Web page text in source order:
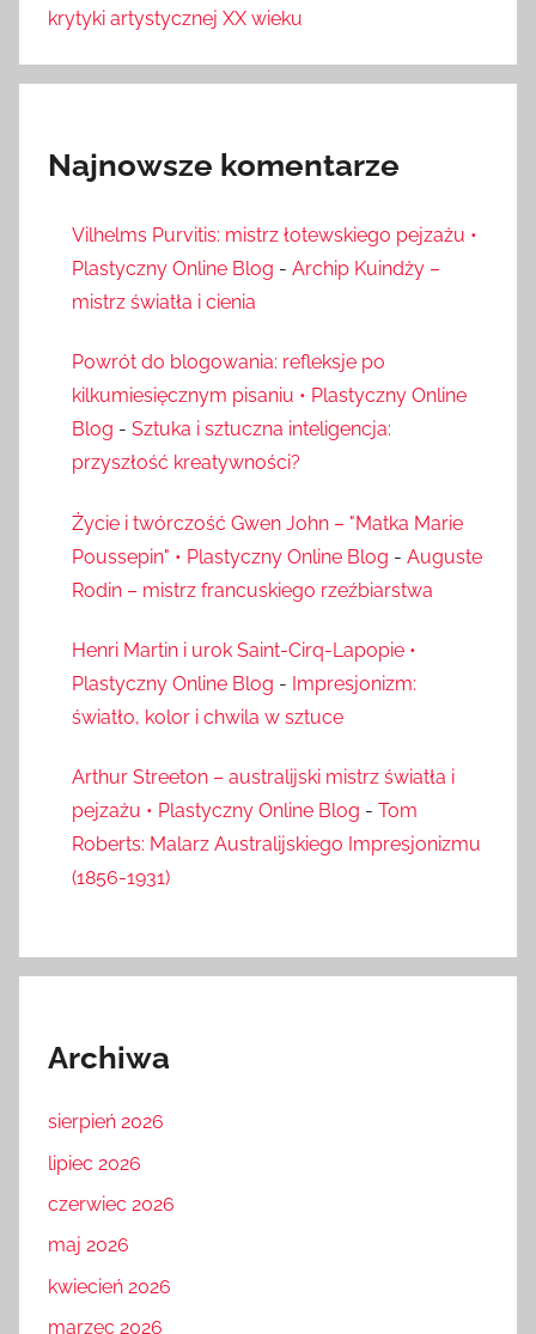
krytyki artystycznej XX wieku
Najnowsze komentarze
Vilhelms Purvitis: mistrz łotewskiego pejzażu •
Plastyczny Online Blog - Archip Kuindży –
mistrz światła i cienia
Powrót do blogowania: refleksje po
kilkumiesięcznym pisaniu • Plastyczny Online
Blog - Sztuka i sztuczna inteligencja:
przyszłość kreatywności?
Życie i twórczość Gwen John – "Matka Marie
Poussepin" • Plastyczny Online Blog - Auguste
Rodin – mistrz francuskiego rzeźbiarstwa
Henri Martin i urok Saint-Cirq-Lapopie •
Plastyczny Online Blog - Impresjonizm:
światło, kolor i chwila w sztuce
Arthur Streeton – australijski mistrz światła i
pejzażu • Plastyczny Online Blog - Tom
Roberts: Malarz Australijskiego Impresjonizmu
(1856-1931)
Archiwa
sierpień 2026
lipiec 2026
czerwiec 2026
maj 2026
kwiecień 2026
marzec 2026